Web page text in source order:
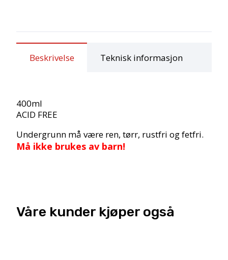
Beskrivelse Teknisk informasjon
400ml
ACID FREE
Undergrunn må være ren, tørr, rustfri og fetfri.
Må ikke brukes av barn!
Våre kunder kjøper også